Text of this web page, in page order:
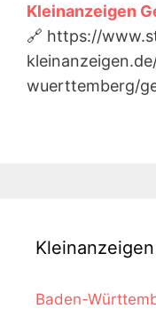
Kleinanzeigen
🔗 https://
wuerttemberg/
Baden-